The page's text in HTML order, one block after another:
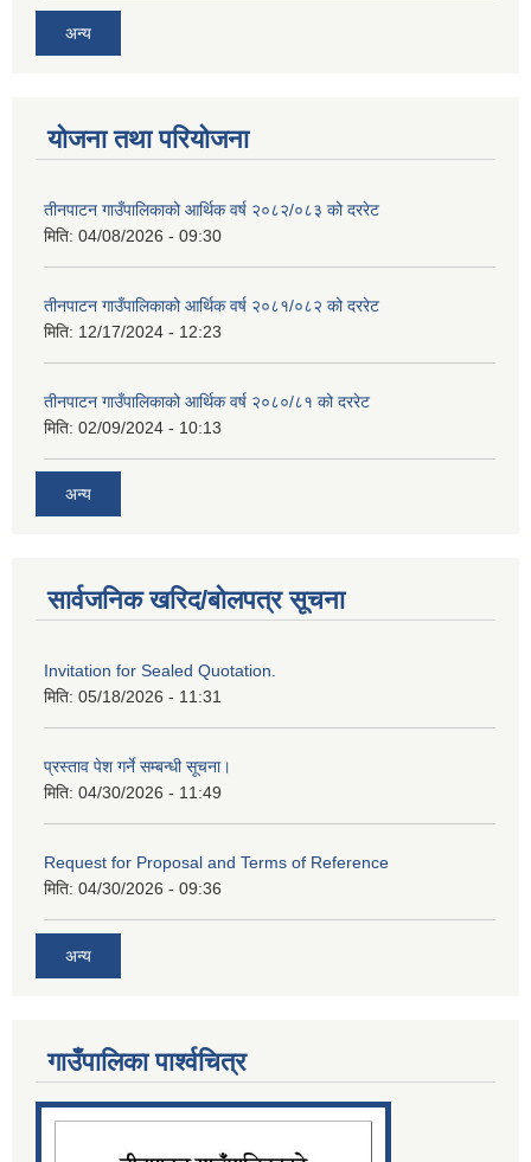
अन्य
योजना तथा परियोजना
तीनपाटन गाउँपालिकाको आर्थिक वर्ष २०८२/०८३ को दररेट
मिति: 04/08/2026 - 09:30
तीनपाटन गाउँपालिकाको आर्थिक वर्ष २०८१/०८२ को दररेट
मिति: 12/17/2024 - 12:23
तीनपाटन गाउँपालिकाको आर्थिक वर्ष २०८०/८१ को दररेट
मिति: 02/09/2024 - 10:13
अन्य
सार्वजनिक खरिद/बोलपत्र सूचना
Invitation for Sealed Quotation.
मिति: 05/18/2026 - 11:31
प्रस्ताव पेश गर्ने सम्बन्धी सूचना।
मिति: 04/30/2026 - 11:49
Request for Proposal and Terms of Reference
मिति: 04/30/2026 - 09:36
अन्य
गाउँपालिका पार्श्‍वचित्र